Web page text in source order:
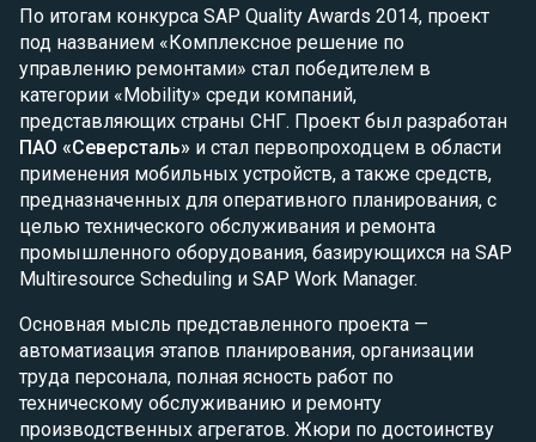
По итогам конкурса SAP Quality Awards 2014, проект
под названием «Комплексное решение по
управлению ремонтами» стал победителем в
категории «Mobility» среди компаний,
представляющих страны СНГ. Проект был разработан
ПАО «Северсталь» и стал первопроходцем в области
применения мобильных устройств, а также средств,
предназначенных для оперативного планирования, с
целью технического обслуживания и ремонта
промышленного оборудования, базирующихся на SAP
Multiresource Scheduling и SAP Work Manager.
Основная мысль представленного проекта —
автоматизация этапов планирования, организации
труда персонала, полная ясность работ по
техническому обслуживанию и ремонту
производственных агрегатов. Жюри по достоинству